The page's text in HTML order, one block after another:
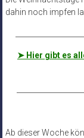
dahin noch impfen
➤ Hier gibt es
Ab dieser Woche